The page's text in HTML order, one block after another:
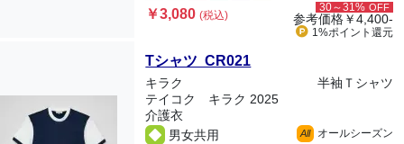
￥3,080(税込)
30～31% OFF
参考価格￥4,400-
1%ポイント 還元
Tシャツ CR021
キラク
半袖Ｔシャツ
テイコク キラク 2025
介護衣
男女共用
All オールシーズン